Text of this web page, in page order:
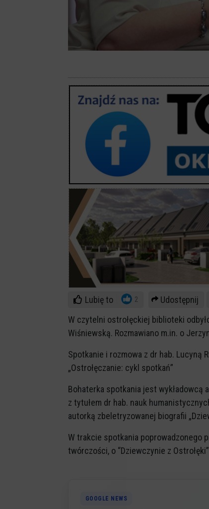
Lubię to 2
Udostępnij
W czytelni ostrołęckiej biblioteki
Wiśniewską. Rozmawiano m.in. o
Spotkanie i rozmowa z dr hab. Lucyną
„Ostrołęczanie: cykl spotkań”
Bohaterka spotkania jest wykładowcą
z tytułem dr hab. nauk
autorką zbeletryzowanej biografii
W trakcie spotkania poprowadzonego
twórczości, o “Dziewczynie z
GOOGLE NEWS